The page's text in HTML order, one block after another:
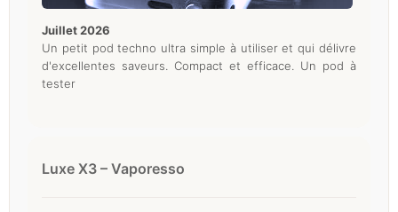
juillet 2026
Un petit pod techno ultra simple à utiliser et qui délivre
d'excellentes saveurs. Compact et efficace. Un pod à
tester
Luxe X3 – Vaporesso